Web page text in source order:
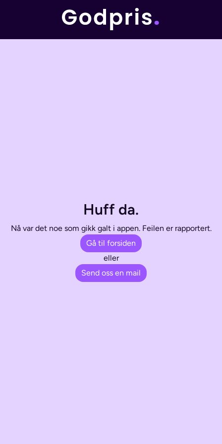
Huff da.
Nå var det noe som gikk galt i appen. Feilen er rapportert.
Gå til forsiden
eller
Send oss en mail